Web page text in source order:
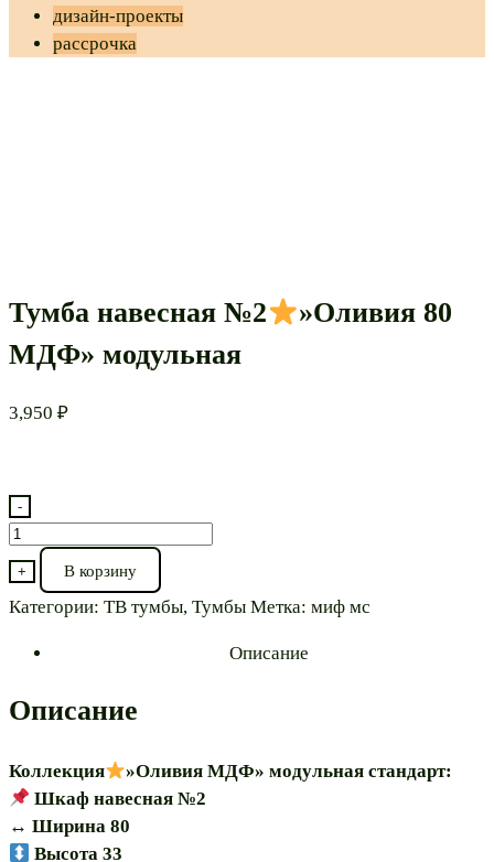
дизайн-проекты
рассрочка
Тумба навесная №2
»Оливия 80
МДФ» модульная
3,950 ₽
-
Количество
товара
Тумба
навесная
"Оливия
80
модульная
+ В корзину
Категории: ТВ тумбы, Тумбы Метка: миф мс
Описание
Описание
Коллекция
»Оливия МДФ» модульная стандарт:
Шкаф навесная №2
↔️ Ширина 80
Высота 33